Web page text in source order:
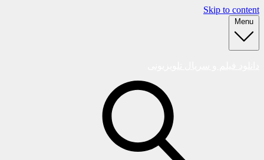
Skip to content
Menu